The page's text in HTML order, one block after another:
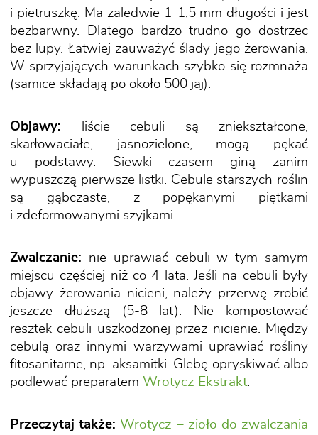
i pietruszkę. Ma zaledwie 1-1,5 mm długości i jest
bezbarwny. Dlatego bardzo trudno go dostrzec
bez lupy. Łatwiej zauważyć ślady jego żerowania.
W sprzyjających warunkach szybko się rozmnaża
(samice składają po około 500 jaj).
Objawy: liście cebuli są zniekształcone,
skarłowaciałe, jasnozielone, mogą pękać
u podstawy. Siewki czasem giną zanim
wypuszczą pierwsze listki. Cebule starszych roślin
są gąbczaste, z popękanymi piętkami
i zdeformowanymi szyjkami.
Zwalczanie: nie uprawiać cebuli w tym samym
miejscu częściej niż co 4 lata. Jeśli na cebuli były
objawy żerowania nicieni, należy przerwę zrobić
jeszcze dłuższą (5-8 lat). Nie kompostować
resztek cebuli uszkodzonej przez nicienie. Między
cebulą oraz innymi warzywami uprawiać rośliny
fitosanitarne, np. aksamitki. Glebę opryskiwać albo
podlewać preparatem Wrotycz Ekstrakt.
Przeczytaj także: Wrotycz – zioło do zwalczania